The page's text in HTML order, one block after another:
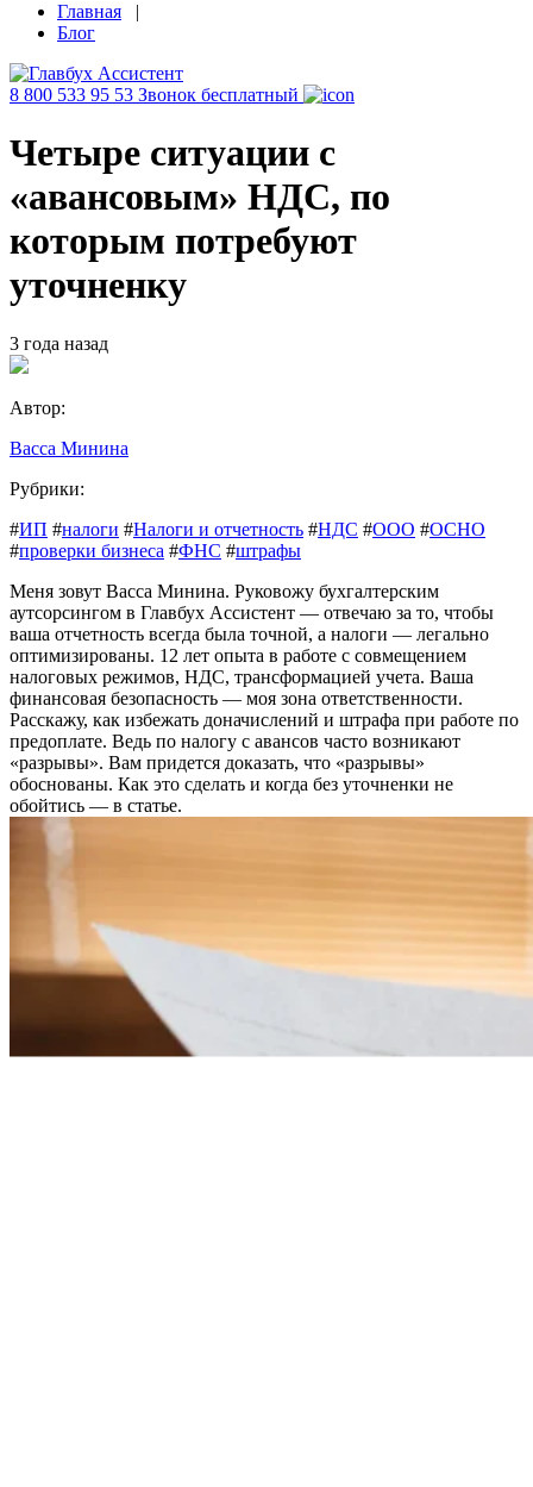
Главная |
Блог
8 800 533 95 53 Звонок бесплатный
Четыре ситуации с
«авансовым» НДС, по
которым потребуют
уточненку
3 года назад
Автор:
Васса Минина
Рубрики:
#ИП #налоги #Налоги и отчетность #НДС #ООО #ОСНО
#проверки бизнеса #ФНС #штрафы
Меня зовут Васса Минина. Руковожу бухгалтерским
аутсорсингом в Главбух Ассистент — отвечаю за то, чтобы
ваша отчетность всегда была точной, а налоги — легально
оптимизированы. 12 лет опыта в работе с совмещением
налоговых режимов, НДС, трансформацией учета. Ваша
финансовая безопасность — моя зона ответственности.
Расскажу, как избежать доначислений и штрафа при работе по
предоплате. Ведь по налогу с авансов часто возникают
«разрывы». Вам придется доказать, что «разрывы»
обоснованы. Как это сделать и когда без уточненки не
обойтись — в статье.